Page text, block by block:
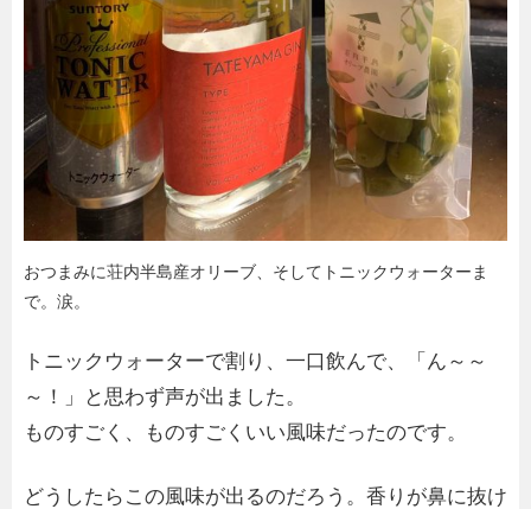
おつまみに荘内半島産オリーブ、そしてトニックウォーターま
で。涙。
トニックウォーターで割り、一口飲んで、「ん～～
～！」と思わず声が出ました。
ものすごく、ものすごくいい風味だったのです。
どうしたらこの風味が出るのだろう。香りが鼻に抜け